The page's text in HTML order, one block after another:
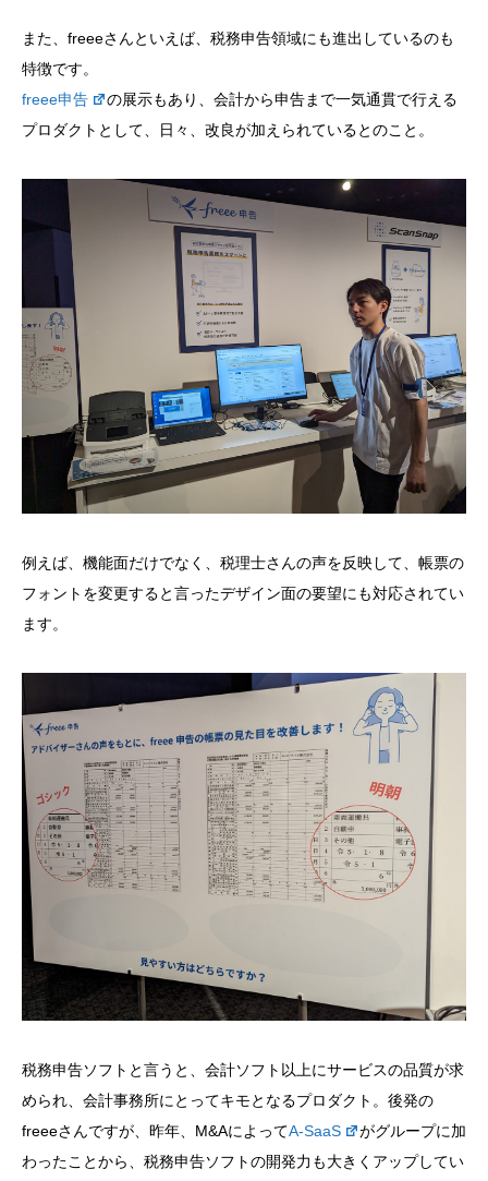
また、freeeさんといえば、税務申告領域にも進出しているのも
特徴です。
freee申告
の展示もあり、会計から申告まで一気通貫で行える
プロダクトとして、日々、改良が加えられているとのこと。
例えば、機能面だけでなく、税理士さんの声を反映して、帳票の
フォントを変更すると言ったデザイン面の要望にも対応されてい
ます。
税務申告ソフトと言うと、会計ソフト以上にサービスの品質が求
められ、会計事務所にとってキモとなるプロダクト。後発の
freeeさんですが、昨年、M&AによってA-SaaS
がグループに加
わったことから、税務申告ソフトの開発力も大きくアップしてい